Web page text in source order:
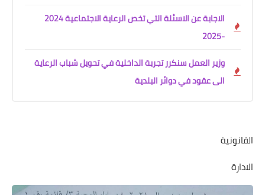
الاجابة عن الاسئلة التي تخص الرعاية الاجتماعية 2024
-2025
وزير العمل سنكرر تجربة الداخلية في تحويل شباب الرعاية
الى عقود في دوائر البلدية
القانونية
الادارة